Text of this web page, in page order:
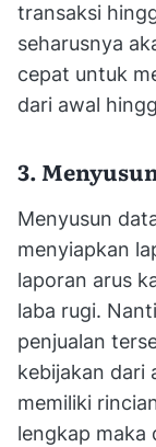
transaksi
seharusnya
cepat untuk
dari awal
3.
Menyusun
menyiapkan
laporan arus
laba rugi.
penjualan
kebijakan dari
memiliki
lengkap maka